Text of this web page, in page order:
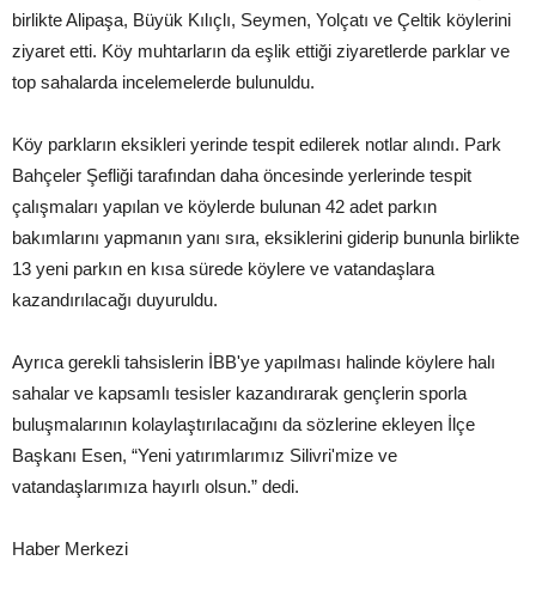
birlikte Alipaşa, Büyük Kılıçlı, Seymen, Yolçatı ve Çeltik köylerini
ziyaret etti. Köy muhtarların da eşlik ettiği ziyaretlerde parklar ve
top sahalarda incelemelerde bulunuldu.
Köy parkların eksikleri yerinde tespit edilerek notlar alındı. Park
Bahçeler Şefliği tarafından daha öncesinde yerlerinde tespit
çalışmaları yapılan ve köylerde bulunan 42 adet parkın
bakımlarını yapmanın yanı sıra, eksiklerini giderip bununla birlikte
13 yeni parkın en kısa sürede köylere ve vatandaşlara
kazandırılacağı duyuruldu.
Ayrıca gerekli tahsislerin İBB'ye yapılması halinde köylere halı
sahalar ve kapsamlı tesisler kazandırarak gençlerin sporla
buluşmalarının kolaylaştırılacağını da sözlerine ekleyen İlçe
Başkanı Esen, “Yeni yatırımlarımız Silivri'mize ve
vatandaşlarımıza hayırlı olsun.” dedi.
Haber Merkezi